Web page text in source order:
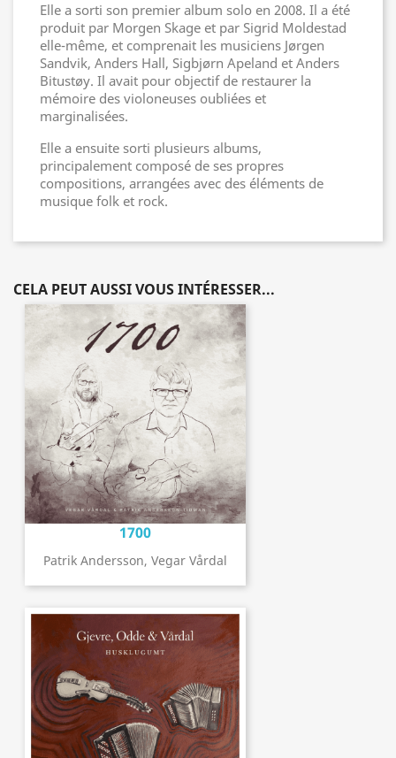
Elle a sorti son premier album solo en 2008. Il a été
produit par Morgen Skage et par Sigrid Moldestad
elle-même, et comprenait les musiciens Jørgen
Sandvik, Anders Hall, Sigbjørn Apeland et Anders
Bitustøy. Il avait pour objectif de restaurer la
mémoire des violoneuses oubliées et
marginalisées.
Elle a ensuite sorti plusieurs albums,
principalement composé de ses propres
compositions, arrangées avec des éléments de
musique folk et rock.
CELA PEUT AUSSI VOUS INTÉRESSER...
1700
Patrik Andersson, Vegar Vårdal